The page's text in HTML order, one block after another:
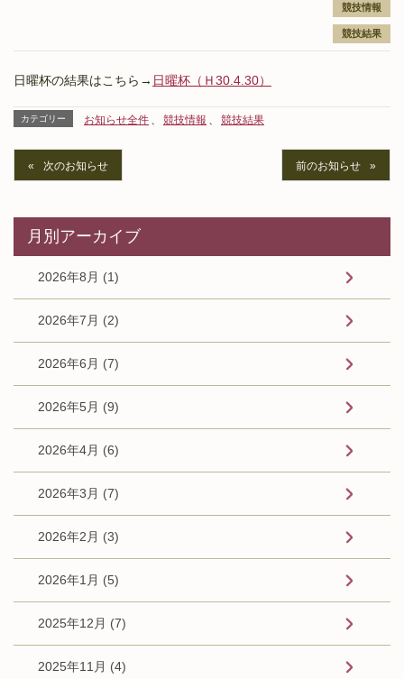
競技情報
競技結果
日曜杯の結果はこちら→ 日曜杯（Ｈ30.4.30）
カテゴリー お知らせ全件 、 競技情報 、 競技結果
次のお知らせ 前のお知らせ
月別アーカイブ
2026年8月 (1)
2026年7月 (2)
2026年6月 (7)
2026年5月 (9)
2026年4月 (6)
2026年3月 (7)
2026年2月 (3)
2026年1月 (5)
2025年12月 (7)
2025年11月 (4)